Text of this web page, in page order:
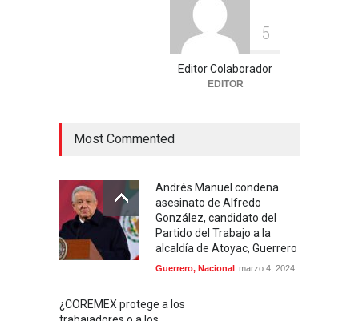
5
Editor Colaborador
EDITOR
Most Commented
Andrés Manuel condena
asesinato de Alfredo
González, candidato del
Partido del Trabajo a la
alcaldía de Atoyac, Guerrero
Guerrero, Nacional marzo 4, 2024
¿COREMEX protege a los